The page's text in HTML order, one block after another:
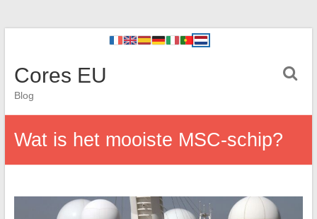
Cores EU
Blog
Wat is het mooiste MSC-schip?